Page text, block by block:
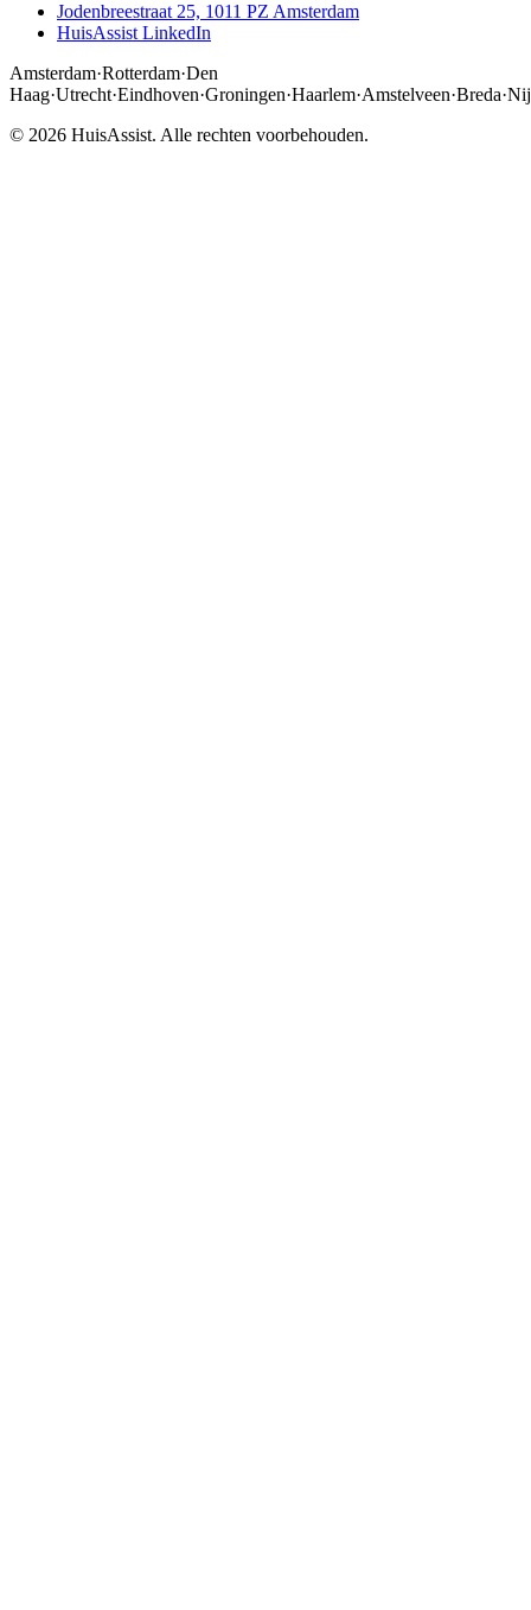
Jodenbreestraat 25, 1011 PZ Amsterdam
HuisAssist LinkedIn
Amsterdam·Rotterdam·Den
Haag·Utrecht·Eindhoven·Groningen·Haarlem·Amstelveen·Breda·
© 2026 HuisAssist. Alle rechten voorbehouden.